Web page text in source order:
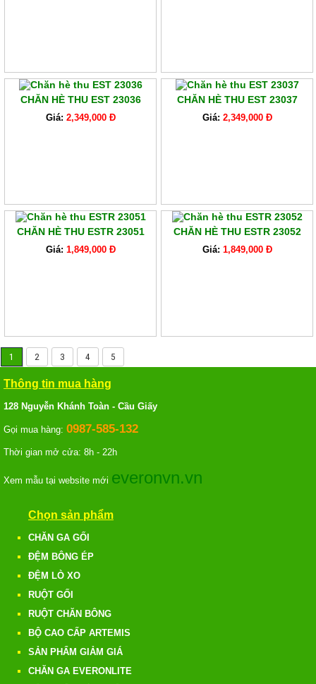
CHĂN HÈ THU EST 23036
Giá: 2,349,000 Đ
CHĂN HÈ THU EST 23037
Giá: 2,349,000 Đ
CHĂN HÈ THU ESTR 23051
Giá: 1,849,000 Đ
CHĂN HÈ THU ESTR 23052
Giá: 1,849,000 Đ
1 2 3 4 5
Thông tin mua hàng
128 Nguyễn Khánh Toàn - Cầu Giấy
Gọi mua hàng: 0987-585-132
Thời gian mở cửa: 8h - 22h
Xem mẫu tại website mới everonvn.vn
Chọn sản phẩm
CHĂN GA GỐI
ĐỆM BÔNG ÉP
ĐỆM LÒ XO
RUỘT GỐI
RUỘT CHĂN BÔNG
BỘ CAO CẤP ARTEMIS
SẢN PHẨM GIẢM GIÁ
CHĂN GA EVERONLITE